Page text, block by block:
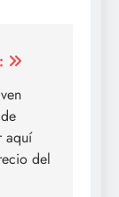
aquí
del